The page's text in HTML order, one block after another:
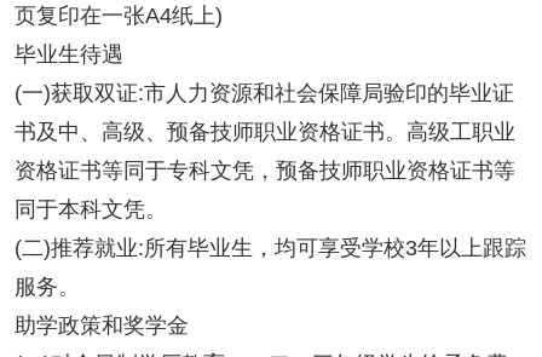
页复印在一张A4纸上)
毕业生待遇
(一)获取双证:市人力资源和社会保障局验印的毕业证
书及中、高级、预备技师职业资格证书。高级工职业
资格证书等同于专科文凭，预备技师职业资格证书等
同于本科文凭。
(二)推荐就业:所有毕业生，均可享受学校3年以上跟踪
服务。
助学政策和奖学金